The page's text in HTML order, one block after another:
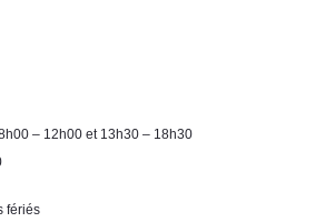
– 12h00 et 13h30 – 18h30
fériés